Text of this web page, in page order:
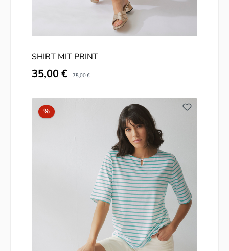
SHIRT MIT PRINT
Verkaufspreis:
35,00 € Regulärer Preis:
75,00 €
%Rabatt